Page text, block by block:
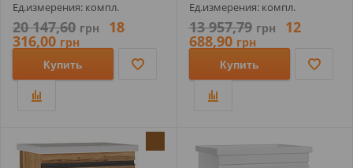
Ед.измерения: компл.
20 147,60 грн 18
316,00 грн
Купить
Ед.измерения: компл.
13 957,79 грн 12
688,90 грн
Купить